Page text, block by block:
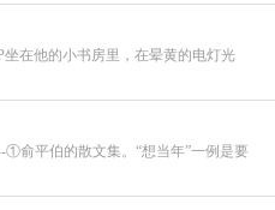
着她挥袖起轻舞，却看
于真实的表情。
人生，却是摸不透关于
在他的小书房里，在晕黄的电灯光
俞平伯的散文集。“想当年”一例是要